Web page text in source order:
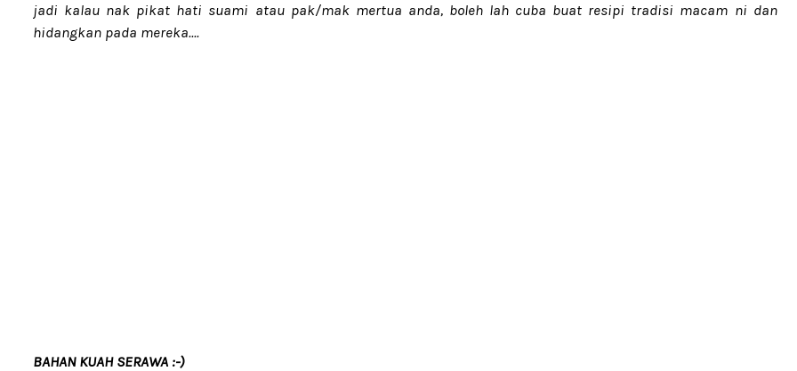
jadi kalau nak pikat hati suami atau pak/mak mertua anda, boleh lah cuba buat resipi tradisi macam ni dan
hidangkan pada mereka....
BAHAN KUAH SERAWA :-)